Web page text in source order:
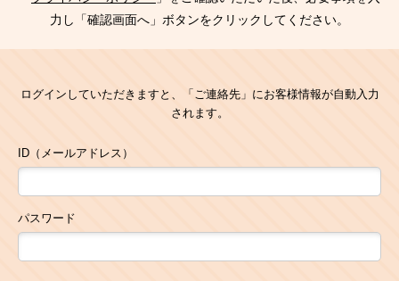
力し「確認画面へ」ボタンをクリックしてください。
ログインしていただきますと、「ご連絡先」にお客様情報が自動入力
されます。
ID（メールアドレス）
パスワード